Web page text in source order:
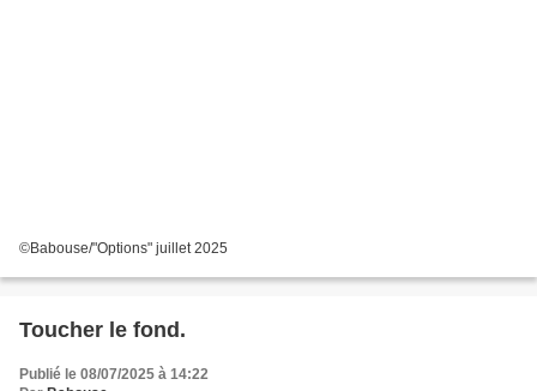
©Babouse/"Options" juillet 2025
Toucher le fond.
Publié le 08/07/2025 à 14:22